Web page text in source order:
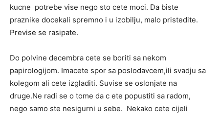
kucne potrebe vise nego sto cete moci. Da biste
praznike docekali spremno i u izobilju, malo pristedite.
Previse se rasipate.
Do polvine decembra cete se boriti sa nekom
papirologijom. Imacete spor sa poslodavcem,ili svadju sa
kolegom ali cete izgladiti. Suvise se oslonjate na
druge.Ne radi se o tome da c ete popustiti sa radom,
nego samo ste nesigurni u sebe. Nekako cete cijeli